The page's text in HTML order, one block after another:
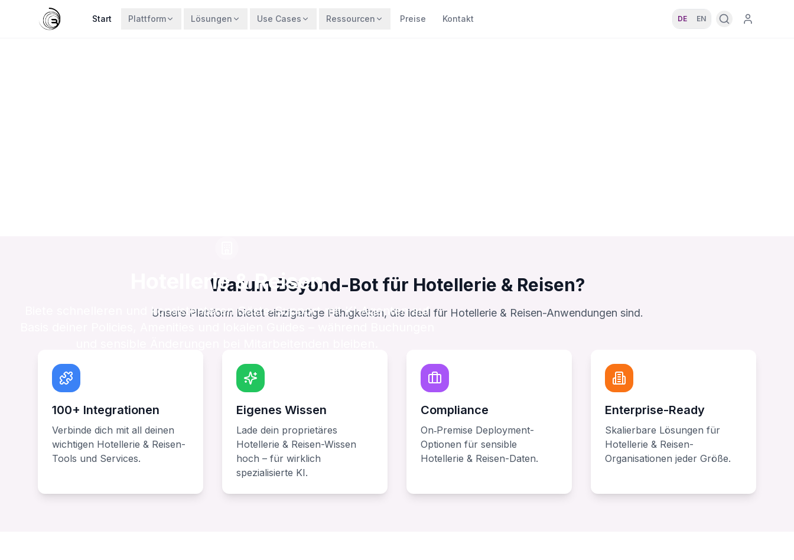
Start Plattform Lösungen Use Cases Ressourcen Preise Kontakt DE EN
Hotellerie & Reisen
Biete schnelleren und konsistenteren Gäste-Support mit KI-Agenten auf
Warum Beyond-Bot für Hotellerie & Reisen?
Unsere Plattform bietet einzigartige Fähigkeiten, die ideal für Hotellerie & Reisen-Anwendungen sind.
100+ Integrationen
Verbinde dich mit all deinen
wichtigen Hotellerie & Reisen-
Tools und Services.
Eigenes Wissen
Lade dein proprietäres
Hotellerie & Reisen-Wissen
hoch – für wirklich
spezialisierte KI.
Compliance
On‑Premise Deployment-
Optionen für sensible
Hotellerie & Reisen-Daten.
Enterprise-Ready
Skalierbare Lösungen für
Hotellerie & Reisen-
Organisationen jeder Größe.